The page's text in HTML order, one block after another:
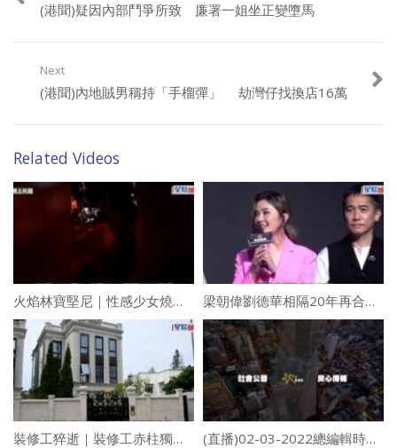
(港聞)疑因內部鬥爭所致 廉署一姐坐正變墮馬
Next
(港聞)內地賊男稱持「手榴彈」 劫灣仔找換店16萬
Related Videos
火焰林寶堅尼｜性感少女燒傷片段曝光 疊三層酒杯倒塌搶火眾人驚呼 梁朝偉劉德華相隔20年再合作互笠高帽 齊齊教壞蔡卓妍遲到兼駁嘴
裝修工猝逝｜裝修工赤柱獨立屋開工暈倒 昏迷送院搶救無效不治 (直播)02-03-2022總編輯時間：虎年國際開局